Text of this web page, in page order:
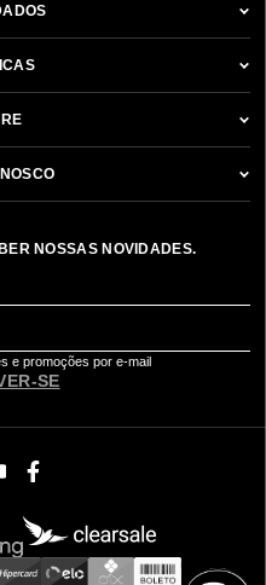
NOSSAS NOVIDADES.
SE
e promoções por e-mail